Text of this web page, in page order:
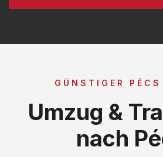
GÜNSTIGER PÉCS
Umzug &
nach